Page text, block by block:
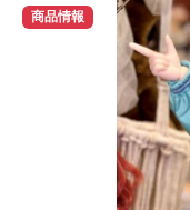
商品情報